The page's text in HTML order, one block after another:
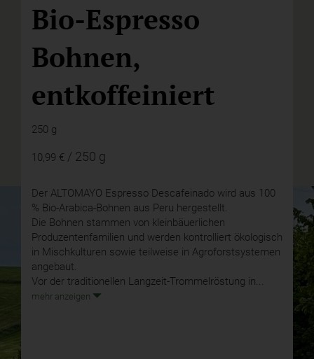
Bio-Espresso
Bohnen,
entkoffeiniert
250 g
10,99 € / 250 g
Der ALTOMAYO Espresso Descafeinado wird aus 100
% Bio-Arabica-Bohnen aus Peru hergestellt.
Die Bohnen stammen von kleinbäuerlichen
Produzentenfamilien und werden kontrolliert ökologisch
in Mischkulturen sowie teilweise in Agroforstsystemen
angebaut.
Vor der traditionellen Langzeit-Trommelröstung in...
mehr anzeigen